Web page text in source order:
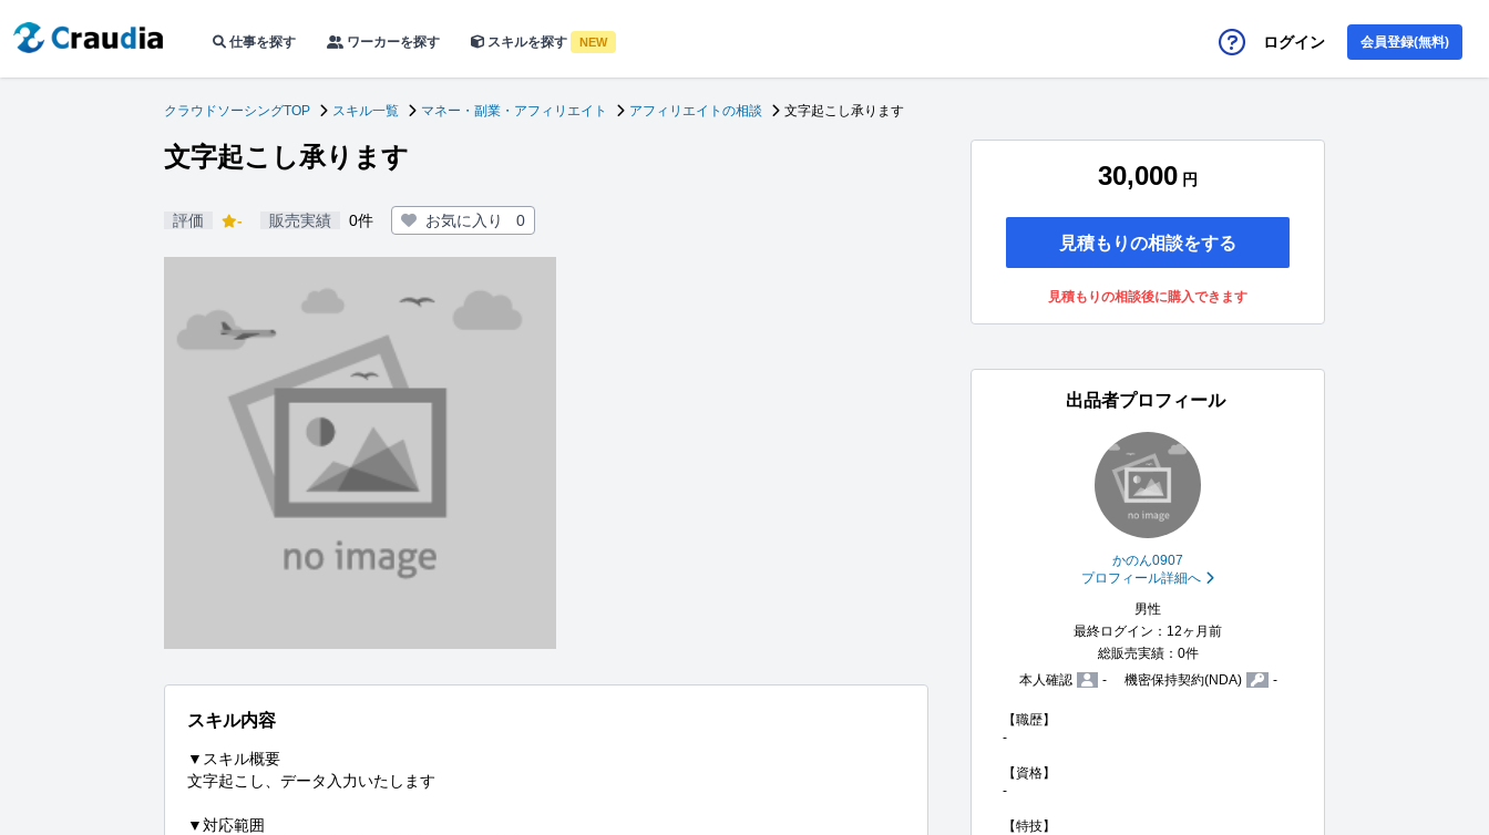
仕事を探す ワーカーを探す スキルを探す NEW ログイン 会員登録(無料)
クラウドソーシングTOP スキル一覧 マネー・副業・アフィリエイト アフィリエイトの相談 文字起こし承ります
文字起こし承ります
評価 - 販売実績 0件 お気に入り 0
スキル内容
▼スキル概要
文字起こし、データ入力いたします
▼対応範囲
30,000 円
見積もりの相談をする
見積もりの相談後に購入できます
出品者プロフィール
かのん0907
プロフィール詳細へ
男性
最終ログイン：12ヶ月前
総販売実績：0件
本人確認
- 機密保持契約(NDA) -
【職歴】
-
【資格】
-
【特技】